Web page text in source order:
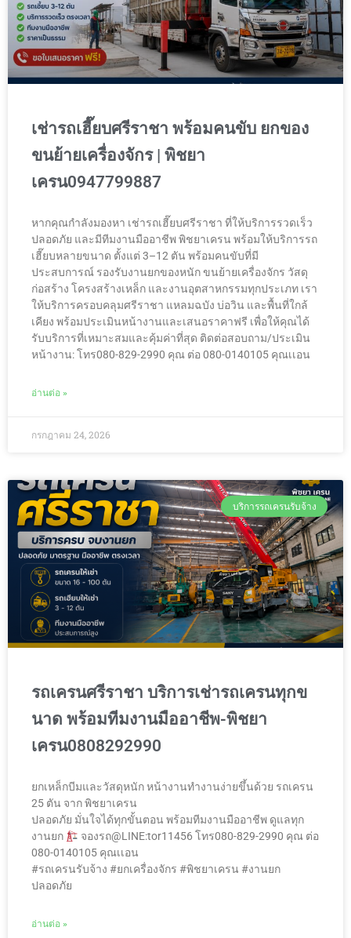
เช่ารถเฮี๊ยบศรีราชา พร้อมคนขับ ยกของ
ขนย้ายเครื่องจักร | พิชยา
เครน0947799887
หากคุณกำลังมองหา เช่ารถเฮี๊ยบศรีราชา ที่ให้บริการรวดเร็ว
ปลอดภัย และมีทีมงานมืออาชีพ พิชยาเครน พร้อมให้บริการรถ
เฮี๊ยบหลายขนาด ตั้งแต่ 3–12 ตัน พร้อมคนขับที่มี
ประสบการณ์ รองรับงานยกของหนัก ขนย้ายเครื่องจักร วัสดุ
ก่อสร้าง โครงสร้างเหล็ก และงานอุตสาหกรรมทุกประเภท เรา
ให้บริการครอบคลุมศรีราชา แหลมฉบัง บ่อวิน และพื้นที่ใกล้
เคียง พร้อมประเมินหน้างานและเสนอราคาฟรี เพื่อให้คุณได้
รับบริการที่เหมาะสมและคุ้มค่าที่สุด ติดต่อสอบถาม/ประเมิน
หน้างาน: โทร080-829-2990 คุณ ต่อ 080-0140105 คุณเเอน
อ่านต่อ »
กรกฎาคม 24, 2026
บริการรถเครนรับจ้าง
รถเครนศรีราชา บริการเช่ารถเครนทุกข
นาด พร้อมทีมงานมืออาชีพ-พิชยา
เครน0808292990
ยกเหล็กบีมและวัสดุหนัก หน้างานทำงานง่ายขึ้นด้วย รถเครน
25 ตัน จาก พิชยาเครน
ปลอดภัย มั่นใจได้ทุกขั้นตอน พร้อมทีมงานมืออาชีพ ดูแลทุก
งานยก
จองรถ@LINE:tor11456 โทร080-829-2990 คุณ ต่อ
080-0140105 คุณเเอน
#รถเครนรับจ้าง #ยกเครื่องจักร #พิชยาเครน #งานยก
ปลอดภัย
อ่านต่อ »